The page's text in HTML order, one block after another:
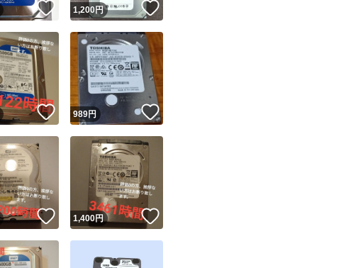
いいね！
1,200円
いいね！
989円 いいね！
いいね！
1,400円